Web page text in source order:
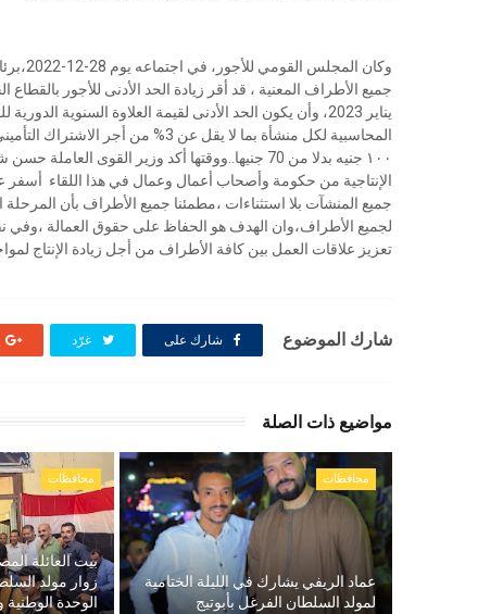
وكان
المحاسبية لكل منشأة بما لا يقل عن
١٠٠ جنيه بدلا من 70 جنيها..ووقتها أكد وزير القوى
الإنتاجية من حكومة وأصحاب أعمال وعمال في هذا اللقاء أسفر
جميع المنشآت بلا استثناءات ،مطمئنا جميع الأطراف بأن
لجميع الأطراف،وان الهدف هو الحفاظ على حقوق العمالة ،وفي
تعزيز علاقات العمل بين كافة الأطراف من أجل زيادة الإنتاج
شارك الموضوع شارك على غرّد
مواضيع ذات الصلة
محافظات
عماد الريفي يشارك في الليلة الختامية
لمولد السلطان الفرغل بأبوتيج
محافظات
بيت العائلة
زوار مولد
الوحدة الوطنية